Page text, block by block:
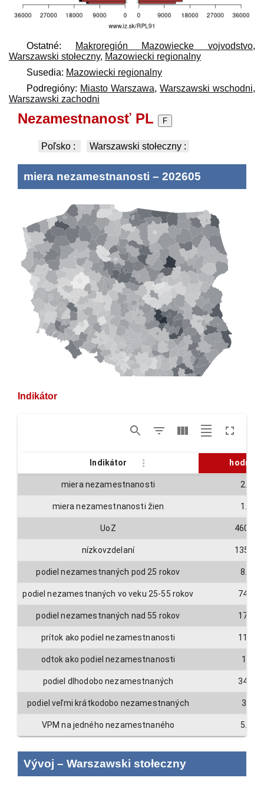
Ostatné: Makroregión Mazowiecke vojvodstvo,
Warszawski stołeczny, Mazowiecki regionalny
Susedia: Mazowiecki regionalny
Podregióny: Miasto Warszawa, Warszawski wschodni,
Warszawski zachodni
Nezamestnanosť PL F
Poľsko : Warszawski stołeczny :
miera nezamestnanosti – 202605
Indikátor
Indikátor hodnota
miera nezamestnanosti 2.1
miera nezamestnanosti žien 1.9
UoZ 46051
nízkovzdelaní 13577
podiel nezamestnaných pod 25 rokov 8.2
podiel nezamestnaných vo veku 25-55 rokov 74.4
podiel nezamestnaných nad 55 rokov 17.5
prítok ako podiel nezamestnanosti 11.1
odtok ako podiel nezamestnanosti 11
podiel dlhodobo nezamestnaných 34.3
podiel veľmi krátkodobo nezamestnaných 31
VPM na jedného nezamestnaného 5.9
Vývoj – Warszawski stołeczny